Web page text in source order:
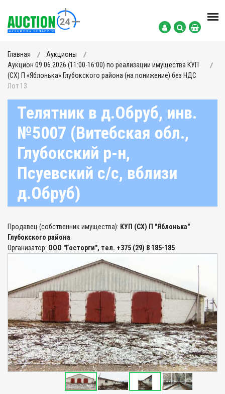
Главная
Аукционы
Аукцион 09.06.2026 (11:00-16:00) по реализации имущества КУП
(СХ) П «Яблонька» Глубокского района (на понижение) без НДС
Лот 13
Телятник в д.Обруб, инв.
№5007 (Витебская обл.,
Глубокский р-н,
Псуевский с/с, вблизи
д.Обруб)
Продавец (собственник имущества): КУП (СХ) П "Яблонька"
Глубокского района
Организатор: ООО "Госторги", тел. +375 (29) 8 185-185